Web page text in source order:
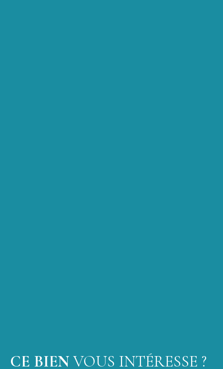
CE BIEN VOUS INTÉRESSE ?